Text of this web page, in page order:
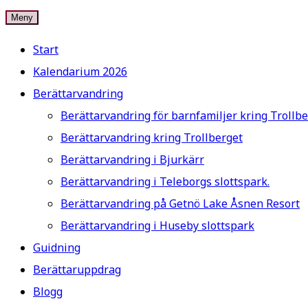
Hoppa
innehåll
Ad Metam – Storytelling
Välkommen till min hemsida. Jag heter Vibeke Hyltén-
Meny
Start
Kalendarium 2026
Berättarvandring
Berättarvandring för barnfamiljer kring
Berättarvandring kring Trollberget
Berättarvandring i Bjurkärr
Berättarvandring i Teleborgs slottspark.
Berättarvandring på Getnö Lake Åsnen Resort
Berättarvandring i Huseby slottspark
Guidning
Berättaruppdrag
Blogg